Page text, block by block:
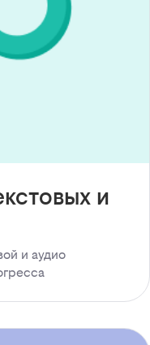
и
и аудио